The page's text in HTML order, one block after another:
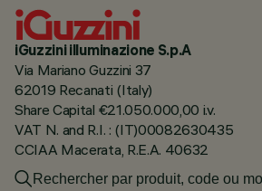
iGuzzini illuminazione S.p.A
Via Mariano Guzzini 37
62019 Recanati (Italy)
Share Capital €21.050.000,00 i.v.
VAT N. and R.I. : (IT)00082630435
CCIAA Macerata, R.E.A. 40632